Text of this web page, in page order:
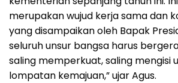
merupakan wujud kerja sama dan
yang disampaikan oleh Bapak
seluruh unsur bangsa harus
saling memperkuat, saling mengisi
lompatan kemajuan,” ujar Agus.